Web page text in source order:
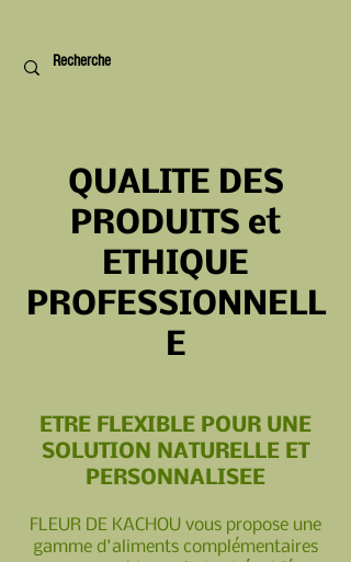
QUALITE DES
PRODUITS et
ETHIQUE
PROFESSIONNELL
E
ETRE FLEXIBLE POUR UNE
SOLUTION NATURELLE ET
PERSONNALISEE
FLEUR DE KACHOU vous propose une
gamme d'aliments complémentaires